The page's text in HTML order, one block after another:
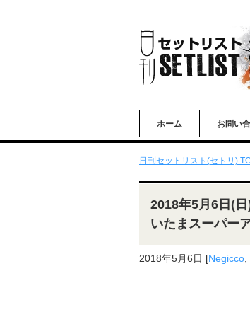
ホーム お問い
日刊セットリスト(セトリ)
2018年5月6日(
いたまスーパー
2018年5月6日 [Negicco